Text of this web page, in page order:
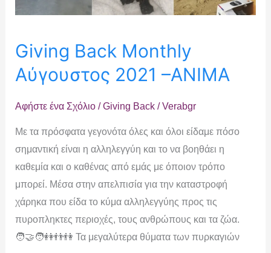
Giving Back Monthly
Αύγουστος 2021 –ΑΝΙΜΑ
Αφήστε ένα Σχόλιο /Giving Back/Verabgr
Με τα πρόσφατα γεγονότα όλες και όλοι είδαμε πόσο
σημαντική είναι η αλληλεγγύη και το να βοηθάει η
καθεμία και ο καθένας από εμάς με όποιον τρόπο
μπορεί. Μέσα στην απελπισία για την καταστροφή
χάρηκα που είδα το κύμα αλληλεγγύης προς τις
πυροπληκτες περιοχές, τους ανθρώπους και τα ζώα.
🧑‍🤝‍🧑👭👬👫 Τα μεγαλύτερα θύματα των πυρκαγιών